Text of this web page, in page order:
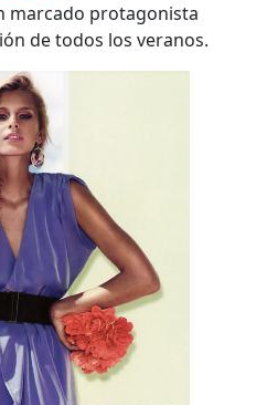
marcado protagonista
de todos los veranos.